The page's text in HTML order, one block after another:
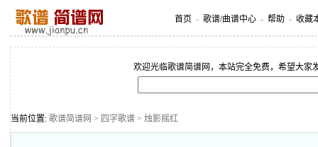
首页 - 歌谱/曲谱中心 - 帮助 - 收藏
欢迎光临歌谱简谱网，本站完全免费，希望大家
当前位置: 歌谱简谱网 > 四字歌谱 > 烛影摇红